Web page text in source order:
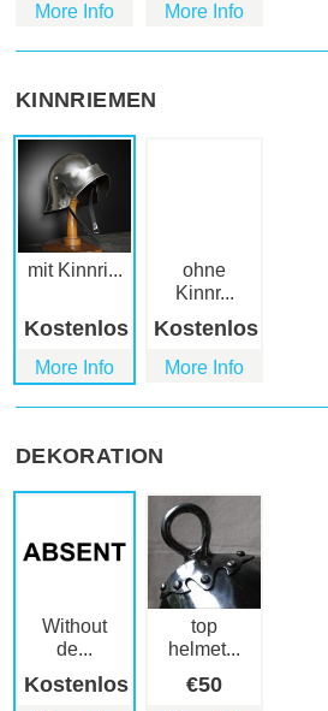
More Info More Info
KINNRIEMEN
mit Kinnri...
Kostenlos
More Info
ohne
Kinnr...
Kostenlos
More Info
DEKORATION
Without
de...
Kostenlos
top
helmet...
€50